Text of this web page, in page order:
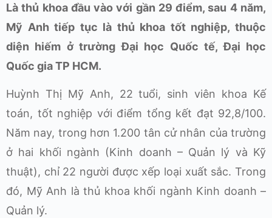
Là thủ khoa đầu vào với gần 29 điểm, sau 4 năm,
Mỹ Anh tiếp tục là thủ khoa tốt nghiệp, thuộc
diện hiếm ở trường Đại học Quốc tế, Đại học
Quốc gia TP HCM.
Huỳnh Thị Mỹ Anh, 22 tuổi, sinh viên khoa Kế
toán, tốt nghiệp với điểm tổng kết đạt 92,8/100.
Năm nay, trong hơn 1.200 tân cử nhân của trường
ở hai khối ngành (Kinh doanh – Quản lý và Kỹ
thuật), chỉ 22 người được xếp loại xuất sắc. Trong
đó, Mỹ Anh là thủ khoa khối ngành Kinh doanh –
Quản lý.